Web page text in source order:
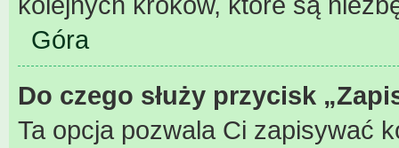
Góra
Do czego służy przycisk
Ta opcja pozwala Ci zapisywać